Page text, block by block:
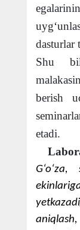
dasturlar
Shu
berish
etadi.